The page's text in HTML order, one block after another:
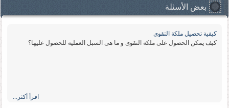
بعض الأسئلة
كیفیة تحصیل ملكة التقوى
كیف یمكن الحصول على ملكة التقوى و ما هی السبل العملیة للحصول علیها؟
اقرأ أكثر...